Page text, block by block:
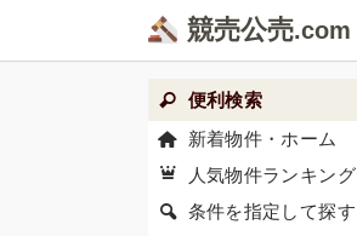
競売公売
便利検索
新着物件・ホーム
人気物件ランキング
条件を指定して探す